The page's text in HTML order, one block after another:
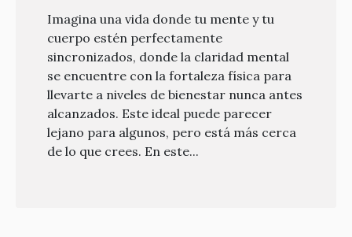
Imagina una vida donde tu mente y tu
cuerpo estén perfectamente
sincronizados, donde la claridad mental
se encuentre con la fortaleza física para
llevarte a niveles de bienestar nunca antes
alcanzados. Este ideal puede parecer
lejano para algunos, pero está más cerca
de lo que crees. En este...